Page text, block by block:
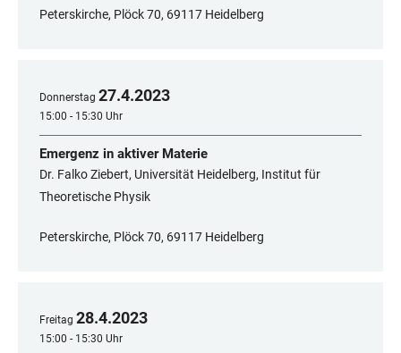
Peterskirche, Plöck 70, 69117 Heidelberg
Donnerstag 27.4.2023
15:00 - 15:30 Uhr
Emergenz in aktiver Materie
Dr. Falko Ziebert, Universität Heidelberg, Institut für
Theoretische Physik
Peterskirche, Plöck 70, 69117 Heidelberg
Freitag 28.4.2023
15:00 - 15:30 Uhr